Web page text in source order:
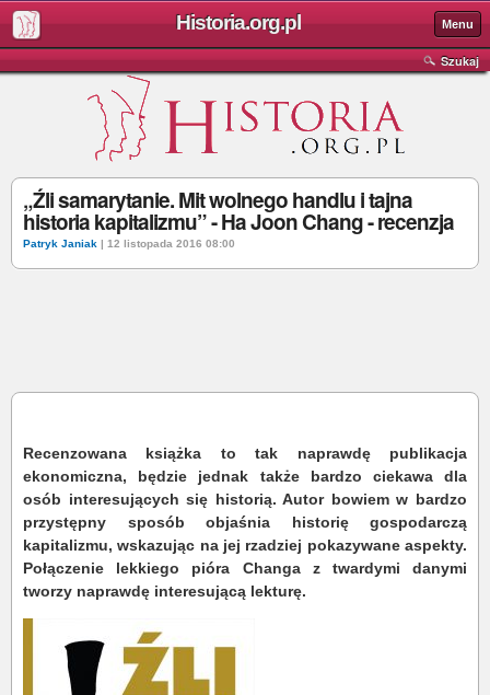
Historia.org.pl Menu
Szukaj
„Źli samarytanie. Mit wolnego handlu i tajna
historia kapitalizmu” - Ha Joon Chang - recenzja
Patryk Janiak | 12 listopada 2016 08:00
Recenzowana książka to tak naprawdę publikacja
ekonomiczna, będzie jednak także bardzo ciekawa dla
osób interesujących się historią. Autor bowiem w bardzo
przystępny sposób objaśnia historię gospodarczą
kapitalizmu, wskazując na jej rzadziej pokazywane aspekty.
Połączenie lekkiego pióra Changa z twardymi danymi
tworzy naprawdę interesującą lekturę.